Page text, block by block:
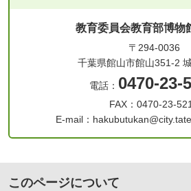
教育委員会教育部博物
〒294-0036
千葉県館山市館山351-2
電話： 0470-23-
FAX：0470-23-
E-mail：
このページについて